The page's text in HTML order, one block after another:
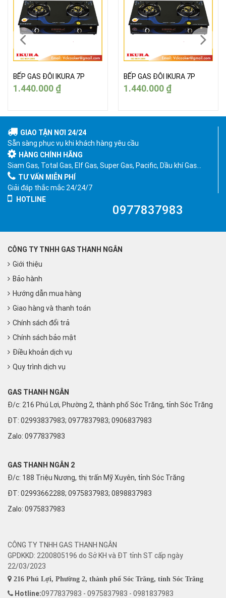
BẾP GAS ĐÔI IKURA 7P
1.440.000 ₫
BẾP GAS ĐÔI IKURA 7P
1.440.000 ₫
GIAO TẬN NƠI 24/24
Sẵn sàng phục vụ khi khách hàng yêu cầu
HÀNG CHÍNH HÃNG
Siam Gas, Total Gas, Elf Gas, Super Gas, Pacific, Dầu khí Gas…
TƯ VẤN MIỄN PHÍ
Giải đáp thắc mắc 24/24/7
HOTLINE
0977837983
CÔNG TY TNHH GAS THANH NGÂN
Giới thiệu
Bảo hành
Hướng dẫn mua hàng
Giao hàng và thanh toán
Chính sách đổi trả
Chính sách bảo mật
Điều khoản dịch vụ
Quy trình dịch vụ
GAS THANH NGÂN
Đ/c: 216 Phú Lợi, Phường 2, thành phố Sóc Trăng, tỉnh Sóc Trăng
ĐT: 02993837983; 0977837983; 0906837983
Zalo: 0977837983
GAS THANH NGÂN 2
Đ/c: 188 Triệu Nương, thị trấn Mỹ Xuyên, tỉnh Sóc Trăng
ĐT: 02993662288; 0975837983; 0898837983
Zalo: 0975837983
CÔNG TY TNHH GAS THANH NGÂN
GPDKKD: 2200805196 do Sở KH và ĐT tỉnh ST cấp ngày
22/03/2023
216 Phú Lợi, Phường 2, thành phố Sóc Trăng, tỉnh Sóc Trăng
Hotline:0977837983 - 0975837983 - 0981837983